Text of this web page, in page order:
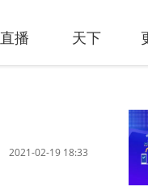
直播 天下
2021-02-19 18:33